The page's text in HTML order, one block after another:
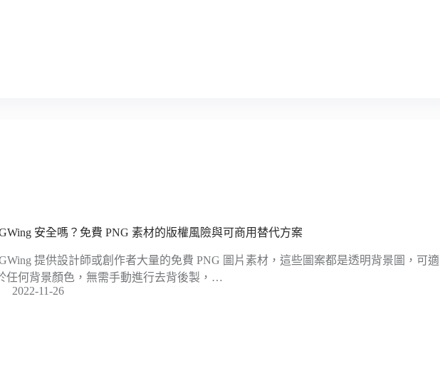
安全嗎？免費 PNG 素材的版權風險與可商用替代方案
提供設計師或創作者大量的免費 PNG 圖片素材，這些圖案都是透明背景圖，可適
任何背景顏色，無需手動進行去背後製，…
2022-11-26